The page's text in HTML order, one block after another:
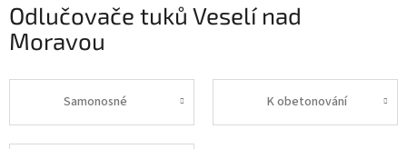
Odlučovače tuků Veselí nad
Moravou
Samonosné K obetonování